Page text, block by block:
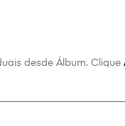
desde Álbum. Clique